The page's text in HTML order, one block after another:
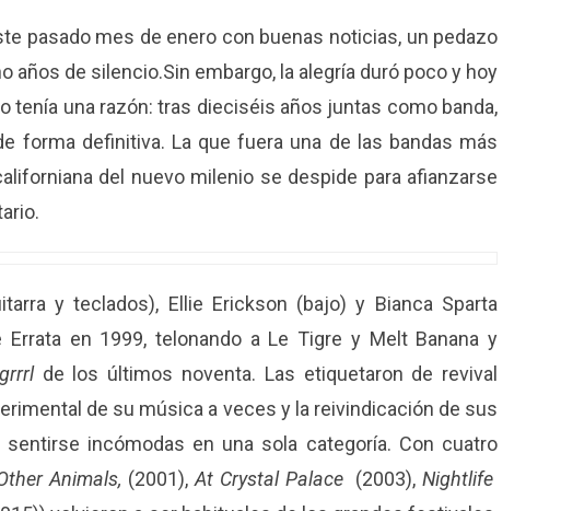
pasado mes de enero con buenas noticias, un pedazo
años de silencio.Sin embargo, la alegría duró poco y hoy
tenía una razón: tras dieciséis años juntas como banda,
forma definitiva. La que fuera una de las bandas más
del nuevo milenio se despide para afianzarse
y teclados), Ellie Erickson (bajo) y Bianca Sparta
Errata en 1999, telonando a Le Tigre y Melt Banana y
de los últimos noventa. Las etiquetaron de revival
de su música a veces y la reivindicación de sus
incómodas en una sola categoría. Con cuatro
Animals, (2001), At Crystal Palace(2003),Nightlife